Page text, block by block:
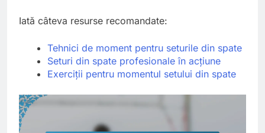
Iată câteva resurse recomandate:
Tehnici de moment pentru seturile din spate
Seturi din spate profesionale în acțiune
Exerciții pentru momentul setului din spate